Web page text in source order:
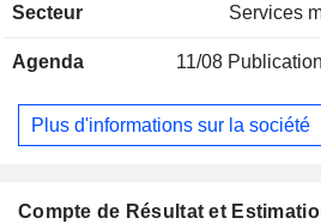
transition énergétique. Le
l'énergie et constitue l'interface
Secteur Services
Agenda 11/08
Plus d'informations sur la société
Compte de Résultat et